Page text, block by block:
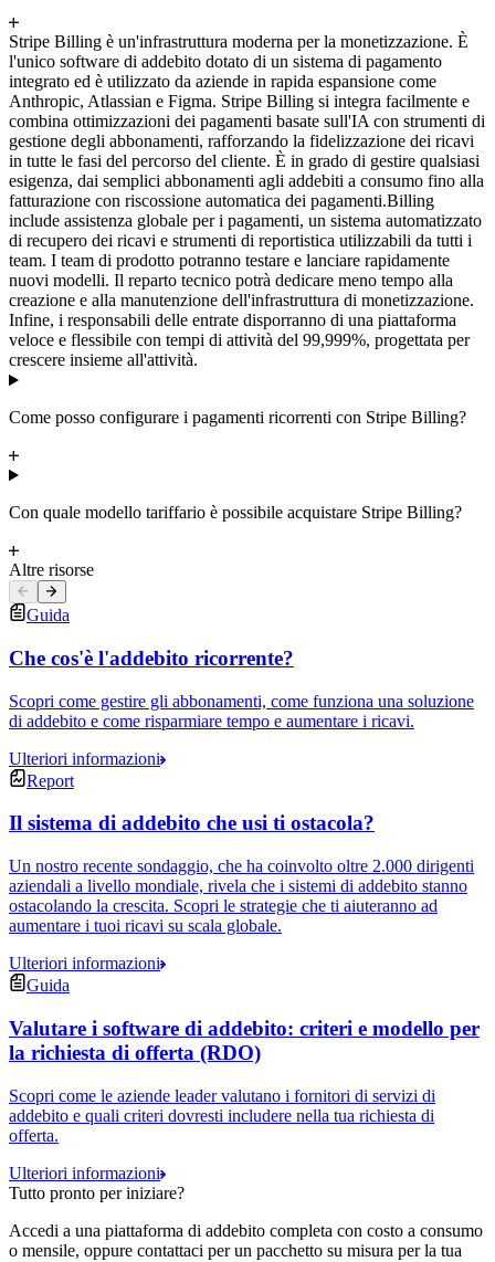
Stripe Billing è un'infrastruttura moderna per la monetizzazione. È
l'unico software di addebito dotato di un sistema di pagamento
integrato ed è utilizzato da aziende in rapida espansione come
Anthropic, Atlassian e Figma. Stripe Billing si integra facilmente e
combina ottimizzazioni dei pagamenti basate sull'IA con strumenti di
gestione degli abbonamenti, rafforzando la fidelizzazione dei ricavi
in tutte le fasi del percorso del cliente. È in grado di gestire qualsiasi
esigenza, dai semplici abbonamenti agli addebiti a consumo fino alla
fatturazione con riscossione automatica dei pagamenti.Billing
include assistenza globale per i pagamenti, un sistema automatizzato
di recupero dei ricavi e strumenti di reportistica utilizzabili da tutti i
team. I team di prodotto potranno testare e lanciare rapidamente
nuovi modelli. Il reparto tecnico potrà dedicare meno tempo alla
creazione e alla manutenzione dell'infrastruttura di monetizzazione.
Infine, i responsabili delle entrate disporranno di una piattaforma
veloce e flessibile con tempi di attività del 99,999%, progettata per
crescere insieme all'attività.
Come posso configurare i pagamenti ricorrenti con Stripe Billing?
Con quale modello tariffario è possibile acquistare Stripe Billing?
Altre risorse
Guida
Che cos'è l'addebito ricorrente?
Scopri come gestire gli abbonamenti, come funziona una soluzione
di addebito e come risparmiare tempo e aumentare i ricavi.
Ulteriori informazioni
Report
Il sistema di addebito che usi ti ostacola?
Un nostro recente sondaggio, che ha coinvolto oltre 2.000 dirigenti
aziendali a livello mondiale, rivela che i sistemi di addebito stanno
ostacolando la crescita. Scopri le strategie che ti aiuteranno ad
aumentare i tuoi ricavi su scala globale.
Ulteriori informazioni
Guida
Valutare i software di addebito: criteri e modello per
la richiesta di offerta (RDO)
Scopri come le aziende leader valutano i fornitori di servizi di
addebito e quali criteri dovresti includere nella tua richiesta di
offerta.
Ulteriori informazioni
Tutto pronto per iniziare?
Accedi a una piattaforma di addebito completa con costo a consumo
o mensile, oppure contattaci per un pacchetto su misura per la tua